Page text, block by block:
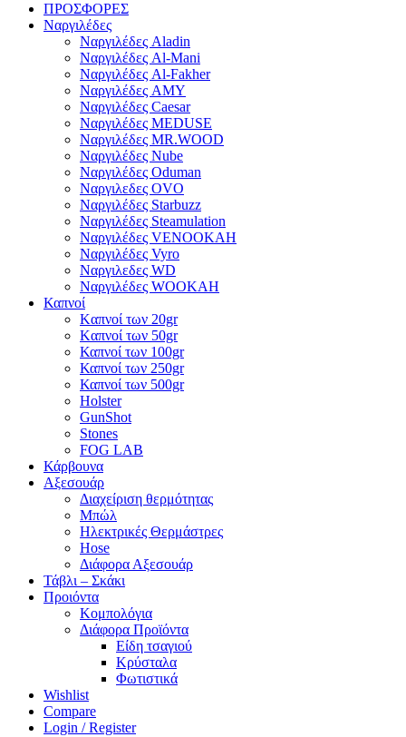
ΠΡΟΣΦΟΡΕΣ
Ναργιλέδες
Ναργιλέδες Aladin
Ναργιλέδες Al-Mani
Ναργιλέδες Al-Fakher
Ναργιλέδες AΜΥ
Ναργιλέδες Caesar
Ναργιλέδες MEDUSE
Ναργιλέδες MR.WOOD
Ναργιλέδες Nube
Ναργιλέδες Oduman
Ναργιλεδες OVO
Ναργιλέδες Starbuzz
Ναργιλέδες Steamulation
Ναργιλέδες VENOOKAH
Ναργιλέδες Vyro
Ναργιλεδες WD
Ναργιλέδες WOOKAH
Καπνοί
Kαπνοί των 20gr
Kαπνοί των 50gr
Καπνοί των 100gr
Καπνοί των 250gr
Καπνοί των 500gr
Holster
GunShot
Stones
FOG LAB
Κάρβουνα
Αξεσουάρ
Διαχείριση θερμότητας
Μπώλ
Ηλεκτρικές Θερμάστρες
Hose
Διάφορα Αξεσουάρ
Τάβλι – Σκάκι
Προιόντα
Κομπολόγια
Διάφορα Προϊόντα
Είδη τσαγιού
Κρύσταλα
Φωτιστικά
Wishlist
Compare
Login / Register